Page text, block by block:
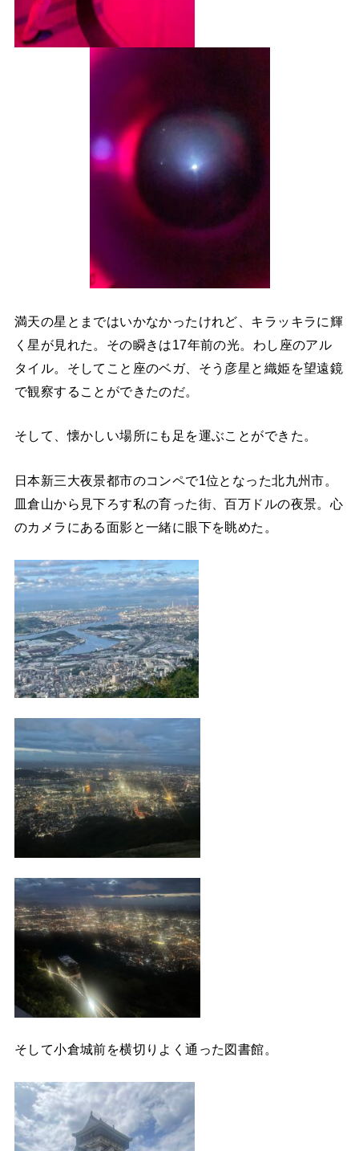
満天の星とまではいかなかったけれど、キラッキラに輝
く星が見れた。その瞬きは17年前の光。わし座のアル
タイル。そしてこと座のベガ、そう彦星と織姫を望遠鏡
で観察することができたのだ。
そして、懐かしい場所にも足を運ぶことができた。
日本新三大夜景都市のコンペで1位となった北九州市。
皿倉山から見下ろす私の育った街、百万ドルの夜景。心
のカメラにある面影と一緒に眼下を眺めた。
そして小倉城前を横切りよく通った図書館。